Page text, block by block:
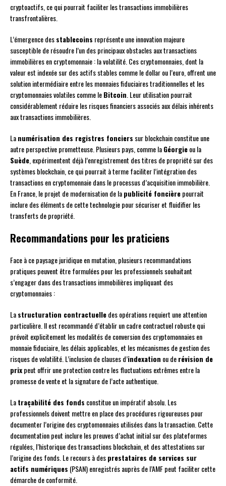
cryptoactifs, ce qui pourrait faciliter les transactions immobilières
transfrontalières.
L’émergence desstablecoins représente une innovation majeure
susceptible de résoudre l’un des principaux obstacles aux transactions
immobilières en cryptomonnaie : la volatilité. Ces cryptomonnaies, dont la
valeur est indexée sur des actifs stables comme le dollar ou l’euro, offrent une
solution intermédiaire entre les monnaies fiduciaires traditionnelles et les
cryptomonnaies volatiles comme leBitcoin . Leur utilisation pourrait
considérablement réduire les risques financiers associés aux délais inhérents
aux transactions immobilières.
Lanumérisation des registres fonciers sur blockchain constitue une
autre perspective prometteuse. Plusieurs pays, comme laGéorgieou la
Suède , expérimentent déjà l’enregistrement des titres de propriété sur des
systèmes blockchain, ce qui pourrait à terme faciliter l’intégration des
transactions en cryptomonnaie dans le processus d’acquisition immobilière.
En France, le projet de modernisation de lapublicité foncièrepourrait
inclure des éléments de cette technologie pour sécuriser et fluidifier les
transferts de propriété.
Recommandations pour les praticiens
Face à ce paysage juridique en mutation, plusieurs recommandations
pratiques peuvent être formulées pour les professionnels souhaitant
s’engager dans des transactions immobilières impliquant des
cryptomonnaies :
Lastructuration contractuelledes opérations requiert une attention
particulière. Il est recommandé d’établir un cadre contractuel robuste qui
prévoit explicitement les modalités de conversion des cryptomonnaies en
monnaie fiduciaire, les délais applicables, et les mécanismes de gestion des
risques de volatilité. L’inclusion de clauses d’indexation ou derévision de
prixpeut offrir une protection contre les fluctuations extrêmes entre la
promesse de vente et la signature de l’acte authentique.
Latraçabilité des fonds constitue un impératif absolu. Les
professionnels doivent mettre en place des procédures rigoureuses pour
documenter l’origine des cryptomonnaies utilisées dans la transaction. Cette
documentation peut inclure les preuves d’achat initial sur des plateformes
régulées, l’historique des transactions blockchain, et des attestations sur
l’origine des fonds. Le recours à desprestataires de services sur
actifs numériques (PSAN) enregistrés auprès de l’AMF peut faciliter cette
démarche de conformité.